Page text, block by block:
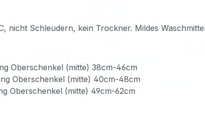
nicht Schleudern, kein Trockner. Mildes
Oberschenkel (mitte) 38cm-46cm
Oberschenkel (mitte) 40cm-48cm
Oberschenkel (mitte) 49cm-62cm